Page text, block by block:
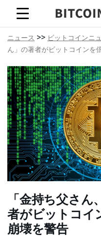
ビット
ニュース >> ビットコインニ
ん」の著者がビットコインを
「金持ち父さ
者がビットコイ
崩壊を警告